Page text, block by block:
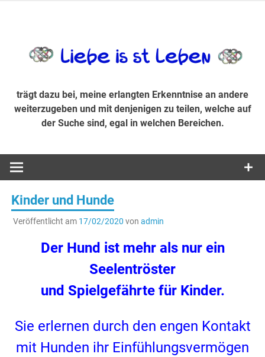
Suche sind, egal in welchen Bereichen.
trägt dazu bei, meine erlangten Erkenntnise an andere
weiterzugeben und mit denjenigen zu teilen, welche auf
der Suche sind, egal in welchen Bereichen.
Kinder und Hunde
Veröffentlicht am 17/02/2020 von admin
Der Hund ist mehr als nur ein
Seelentröster
und Spielgefährte für Kinder.
Sie erlernen durch den engen Kontakt
mit Hunden ihr Einfühlungsvermögen